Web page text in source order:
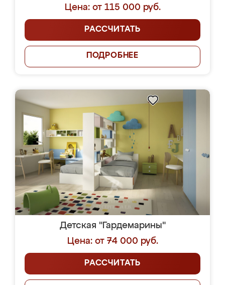
Цена: от 115 000 руб.
РАССЧИТАТЬ
ПОДРОБНЕЕ
Детская "Гардемарины"
Цена: от 74 000 руб.
РАССЧИТАТЬ